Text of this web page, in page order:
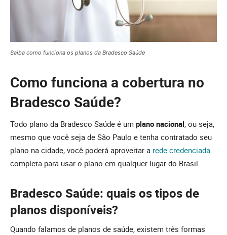
Saiba como funciona os planos da Bradesco Saúde
Como funciona a cobertura no
Bradesco Saúde?
Todo plano da Bradesco Saúde é um plano nacional, ou seja,
mesmo que você seja de São Paulo e tenha contratado seu
plano na cidade, você poderá aproveitar a rede credenciada
completa para usar o plano em qualquer lugar do Brasil.
Bradesco Saúde: quais os tipos de
planos disponíveis?
Quando falamos de planos de saúde, existem três formas